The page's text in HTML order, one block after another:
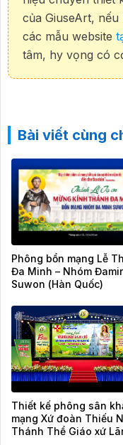
của GiuseArt,
các mẫu website
tâm, hy vọng có
Bài viết cùng
Phông bổn mạng Lễ
Đa Minh – Nhóm
Suwon (Hàn Quốc)
Thiết kế phông sân
mạng Xứ đoàn Thiếu
Thánh Thể Giáo xứ